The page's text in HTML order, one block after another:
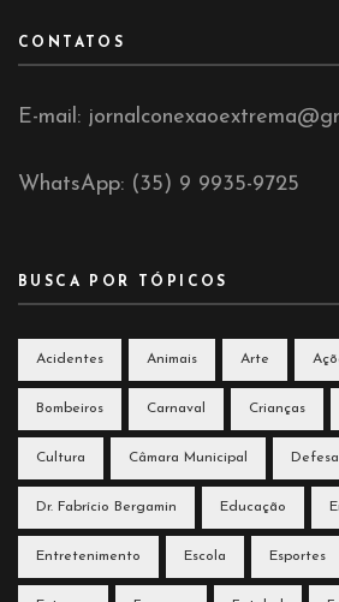
CONTATOS
E-mail:
WhatsApp: (35) 9 9935-9725
BUSCA POR TÓPICOS
Acidentes Animais Arte
Bombeiros Carnaval Crianças
Cultura Câmara Municipal
Dr. Fabrício Bergamin Educação
Entretenimento Escola Esportes